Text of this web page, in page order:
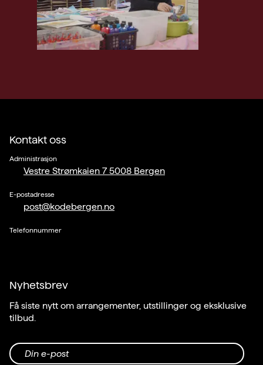
Kontakt oss
Administrasjon
Vestre Strømkaien 7 5008 Bergen
E-postadresse
post@kodebergen.no
Telefonnummer
Nyhetsbrev
Få siste nytt om arrangementer, utstillinger og eksklusive
tilbud.
Din e-post